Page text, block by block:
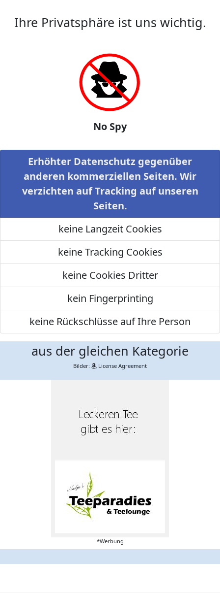
Ihre Privatsphäre ist uns wichtig.
No Spy
Erhöhter Datenschutz gegenüber
anderen kommerziellen Seiten. Wir
verzichten auf Tracking auf unseren
Seiten.
keine Langzeit Cookies
keine Tracking Cookies
keine Cookies Dritter
kein Fingerprinting
keine Rückschlüsse auf Ihre Person
aus der gleichen Kategorie
Bilder: License Agreement
*Werbung